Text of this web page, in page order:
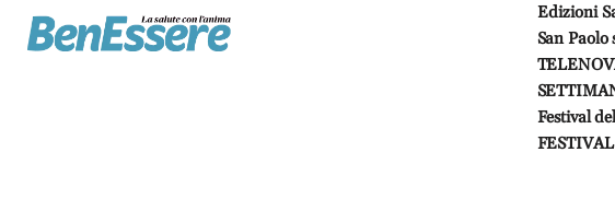
Edizioni
San Paolo
Festival